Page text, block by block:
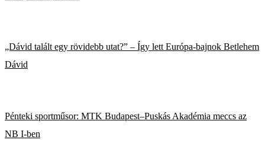
„Dávid talált egy rövidebb utat?” – Így lett Európa-bajnok Betlehem
Dávid
Pénteki sportműsor: MTK Budapest–Puskás Akadémia meccs az
NB I-ben